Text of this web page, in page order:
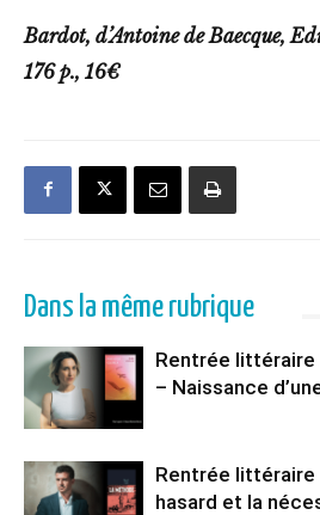
Bardot, d’Antoine de Baecque,
176 p., 16€
Dans la même rubrique
Rentrée littéraire
– Naissance
Rentrée littéraire
hasard et la